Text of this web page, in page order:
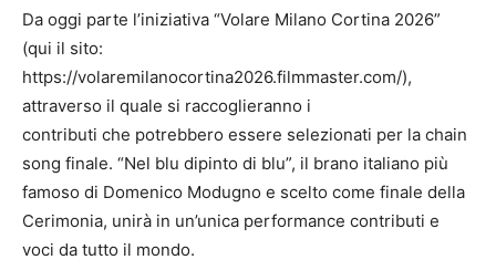
Da oggi parte l’iniziativa “Volare Milano Cortina 2026”
(qui il sito:
https://volaremilanocortina2026.filmmaster.com/),
attraverso il quale si raccoglieranno i
contributi che potrebbero essere selezionati per la chain
song finale. “Nel blu dipinto di blu”, il brano italiano più
famoso di Domenico Modugno e scelto come finale della
Cerimonia, unirà in un’unica performance contributi e
voci da tutto il mondo.